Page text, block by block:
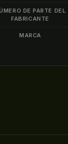
DE PARTE DEL
FABRICANTE
MARCA